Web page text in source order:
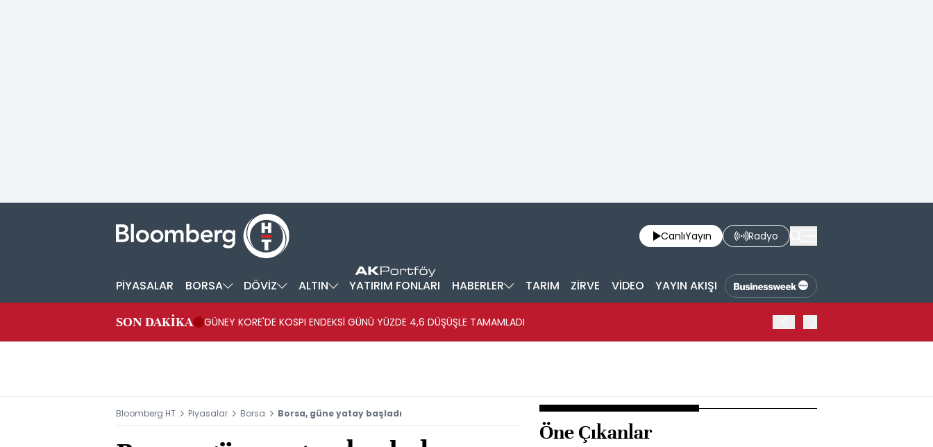
CanlıYayın Radyo
PİYASALAR BORSA DÖVİZ ALTIN YATIRIM FONLARI HABERLER TARIM ZİRVE VİDEO YAYIN AKIŞI
SON DAKİKA GÜNEY KORE'DE KOSPI ENDEKSİ GÜNÜ YÜZDE 4,6 DÜŞÜŞLE TAMAMLADI
Bloomberg HT Piyasalar Borsa Borsa, güne yatay başladı
Öne Çıkanlar